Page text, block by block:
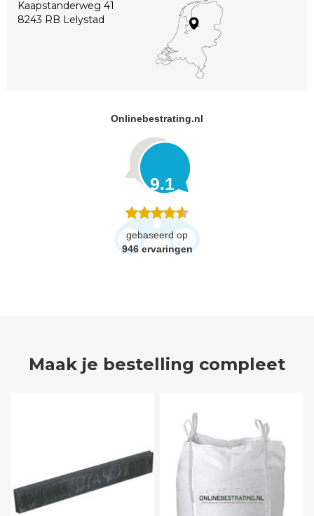
Kaapstanderweg 41
8243 RB Lelystad
Onlinebestrating.nl
9.1
gebaseerd op
946 ervaringen
Maak je bestelling compleet